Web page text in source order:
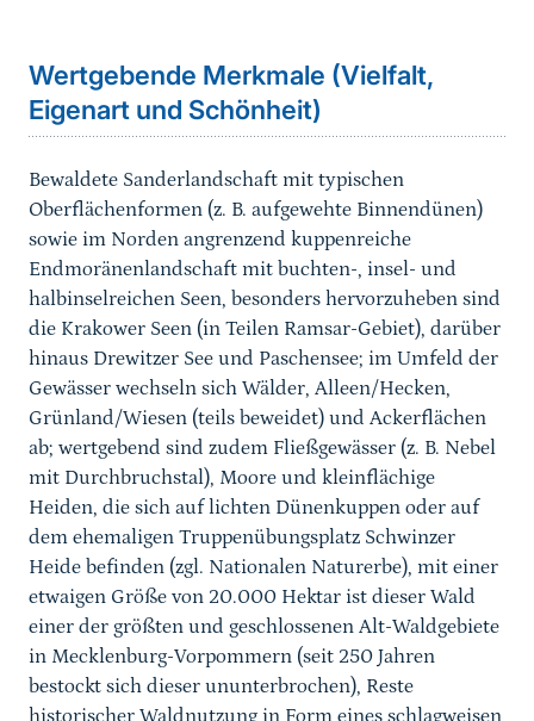
Wertgebende Merkmale (Vielfalt,
Eigenart und Schönheit)
Bewaldete Sanderlandschaft mit typischen
Oberflächenformen (z. B. aufgewehte Binnendünen)
sowie im Norden angrenzend kuppenreiche
Endmoränenlandschaft mit buchten-, insel- und
halbinselreichen Seen, besonders hervorzuheben sind
die Krakower Seen (in Teilen Ramsar-Gebiet), darüber
hinaus Drewitzer See und Paschensee; im Umfeld der
Gewässer wechseln sich Wälder, Alleen/Hecken,
Grünland/Wiesen (teils beweidet) und Ackerflächen
ab; wertgebend sind zudem Fließgewässer (z. B. Nebel
mit Durchbruchstal), Moore und kleinflächige
Heiden, die sich auf lichten Dünenkuppen oder auf
dem ehemaligen Truppenübungsplatz Schwinzer
Heide befinden (zgl. Nationalen Naturerbe), mit einer
etwaigen Größe von 20.000 Hektar ist dieser Wald
einer der größten und geschlossenen Alt-Waldgebiete
in Mecklenburg-Vorpommern (seit 250 Jahren
bestockt sich dieser ununterbrochen), Reste